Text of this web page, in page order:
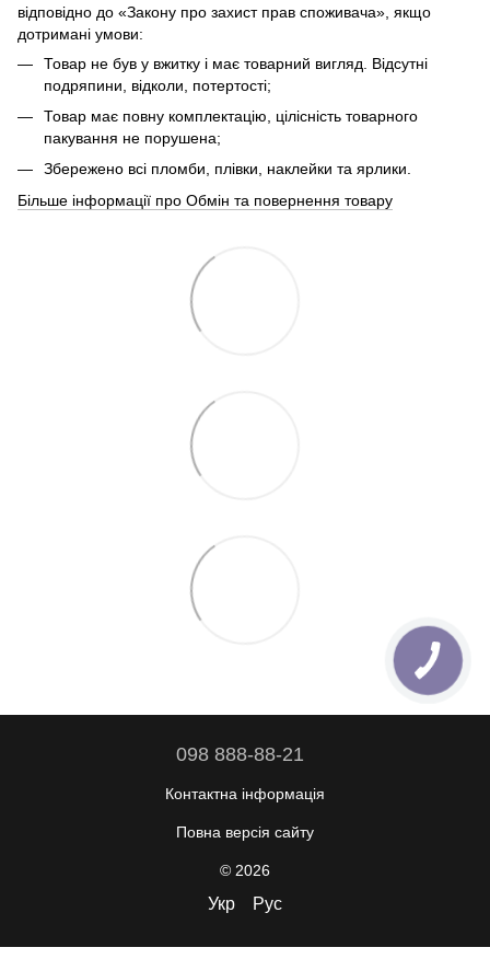
відповідно до «Закону про захист прав споживача», якщо
дотримані умови:
Товар не був у вжитку і має товарний вигляд. Відсутні
подряпини, відколи, потертості;
Товар має повну комплектацію, цілісність товарного
пакування не порушена;
Збережено всі пломби, плівки, наклейки та ярлики.
Більше інформації про Обмін та повернення товару
098 888-88-21
Контактна інформація
Повна версія сайту
© 2026
Укр Рус